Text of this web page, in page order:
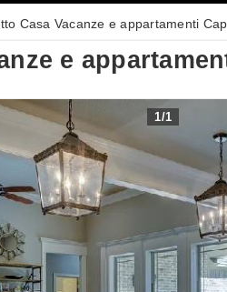
Casa Vacanze e appartamenti
e
1/1